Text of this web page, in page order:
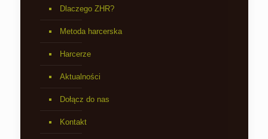
Dlaczego ZHR?
Metoda harcerska
Harcerze
Aktualności
Dołącz do nas
Kontakt